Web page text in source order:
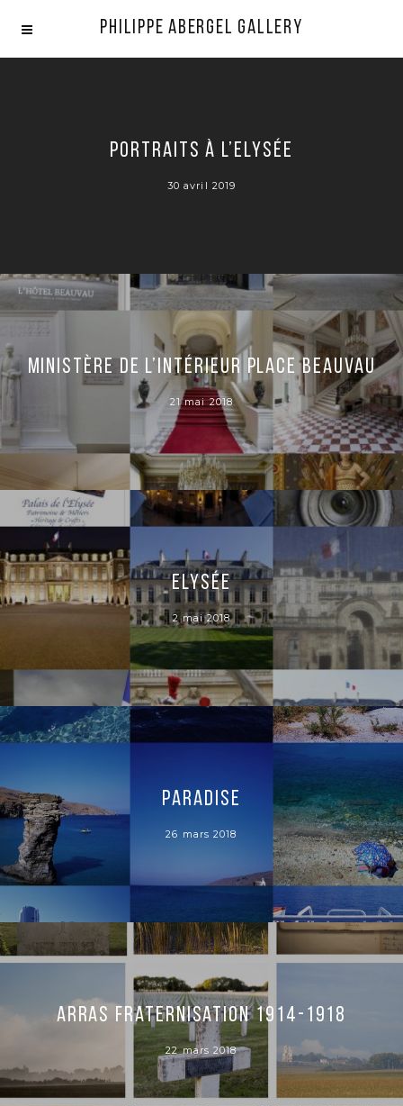
Philippe Abergel Gallery
Portraits à l’Elysée
30 avril 2019
Ministère de l’Intérieur Place Beauvau
21 mai 2018
Elysée
2 mai 2018
Paradise
26 mars 2018
Arras Fraternisation 1914-1918
22 mars 2018